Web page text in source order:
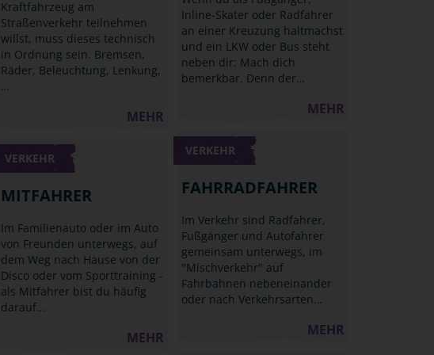
Inline-Skater oder Radfahrer
an einer Kreuzung haltmachst
und ein LKW oder Bus steht
neben dir: Mach dich
bemerkbar. Denn der…
MEHR
Kraftfahrzeug am
Straßenverkehr teilnehmen
willst, muss dieses technisch
in Ordnung sein. Bremsen,
Räder, Beleuchtung, Lenkung,
…
MEHR
VERKEHR
FAHRRADFAHRER
Im Verkehr sind Radfahrer,
Fußgänger und Autofahrer
gemeinsam unterwegs, im
"Mischverkehr" auf
Fahrbahnen nebeneinander
oder nach Verkehrsarten…
MEHR
VERKEHR
MITFAHRER
Im Familienauto oder im Auto
von Freunden unterwegs, auf
dem Weg nach Hause von der
Disco oder vom Sporttraining -
als Mitfahrer bist du häufig
darauf…
MEHR